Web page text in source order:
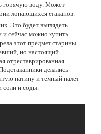
горячую воду. Может
лопающихся стаканов.
Это будет выглядеть
и сейчас можно купить
этот предмет старины
но настоящий.
отреставрированная
делались
патину и темный налет
и соды.